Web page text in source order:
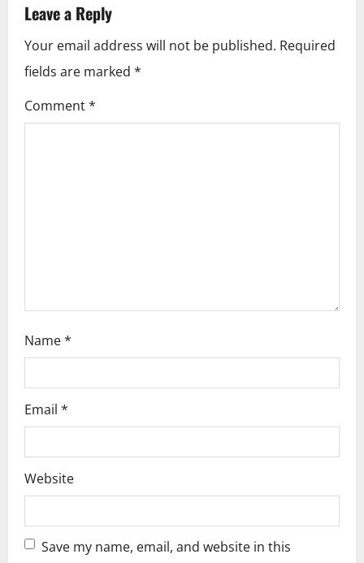
v
i
g
a
Leave a Reply
Your email address will not be published. Required
fields are marked *
Comment*
Name*
Email *
Website
Save my name, email, and website in this